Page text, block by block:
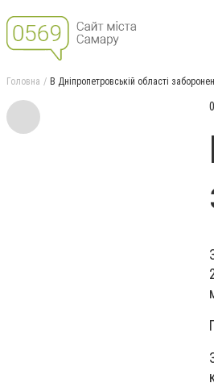
Головна В Дніпропетровській області